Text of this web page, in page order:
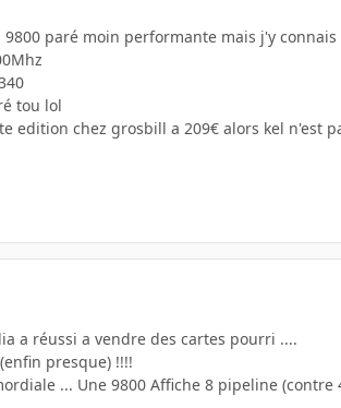
paré moin performante mais j'y
tou lol
edition chez grosbill a 209€ alors kel n'est
a réussi a vendre des cartes pourri ....
presque) !!!!
... Une 9800 Affiche 8 pipeline